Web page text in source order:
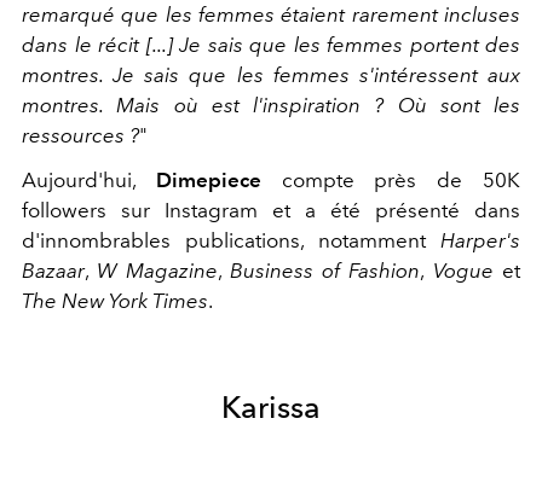
remarqué que les femmes étaient rarement incluses
dans le récit [...] Je sais que les femmes portent des
montres. Je sais que les femmes s'intéressent aux
montres. Mais où est l'inspiration ? Où sont les
ressources ?"
Aujourd'hui, Dimepiece compte près de 50K
followers sur Instagram et a été présenté dans
d'innombrables publications, notamment Harper's
Bazaar, W Magazine, Business of Fashion, Vogue et
The New York Times.
Karissa